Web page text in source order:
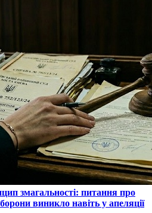
змагальності: питання про
виникло навіть у апеляції